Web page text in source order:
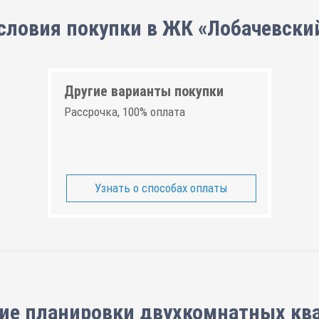
покупки в ЖК
Другие варианты покупки
Рассрочка, 100% оплата
Узнать о способах оплаты
планировки двухкомнатных